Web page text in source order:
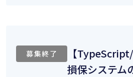
募集終了
【
損保システム